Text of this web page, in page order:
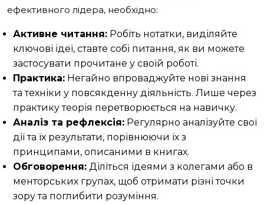
ефективного лідера, необхідно:
Активне читання: Робіть нотатки, виділяйте
ключові ідеї, ставте собі питання, як ви можете
застосувати прочитане у своїй роботі.
Практика: Негайно впроваджуйте нові знання
та техніки у повсякденну діяльність. Лише через
практику теорія перетворюється на навичку.
Аналіз та рефлексія: Регулярно аналізуйте свої
дії та їх результати, порівнюючи їх з
принципами, описаними в книгах.
Обговорення: Діліться ідеями з колегами або в
менторських групах, щоб отримати різні точки
зору та поглибити розуміння.